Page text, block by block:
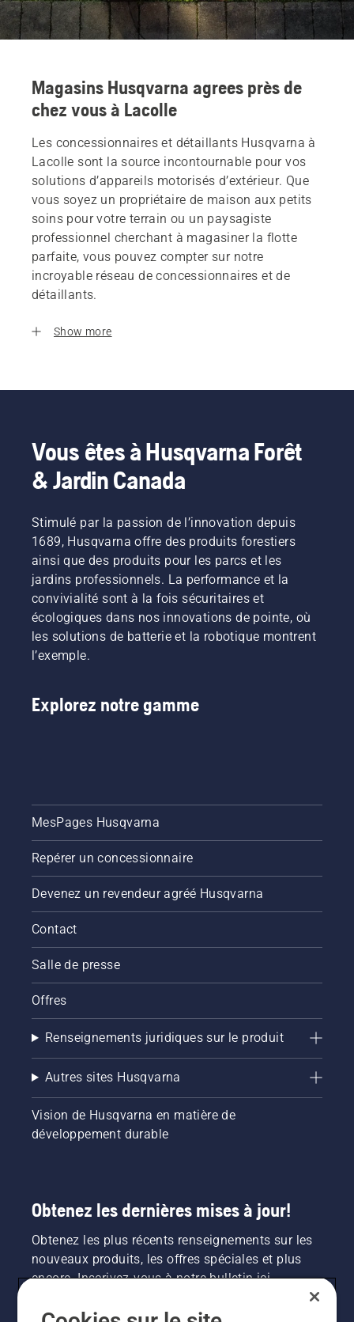
Magasins Husqvarna agrees près de
chez vous à Lacolle
Les concessionnaires et détaillants Husqvarna à
Lacolle sont la source incontournable pour vos
solutions d’appareils motorisés d’extérieur. Que
vous soyez un propriétaire de maison aux petits
soins pour votre terrain ou un paysagiste
professionnel cherchant à magasiner la flotte
parfaite, vous pouvez compter sur notre
incroyable réseau de concessionnaires et de
détaillants.
Show more
Vous êtes à Husqvarna Forêt
& Jardin Canada
Stimulé par la passion de l’innovation depuis
1689, Husqvarna offre des produits forestiers
ainsi que des produits pour les parcs et les
jardins professionnels. La performance et la
convivialité sont à la fois sécuritaires et
écologiques dans nos innovations de pointe, où
les solutions de batterie et la robotique montrent
l’exemple.
Explorez notre gamme
MesPages Husqvarna
Repérer un concessionnaire
Devenez un revendeur agréé Husqvarna
Contact
Salle de presse
Offres
Renseignements juridiques sur le produit
Autres sites Husqvarna
Vision de Husqvarna en matière de
développement durable
Obtenez les dernières mises à jour!
Obtenez les plus récents renseignements sur les
nouveaux produits, les offres spéciales et plus
encore. Inscrivez-vous à notre bulletin ici.